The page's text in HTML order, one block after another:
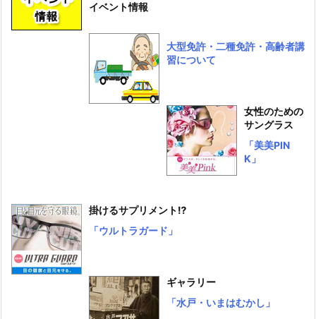
イベント情報
大型免許・二種免許・高齢者講
習について
女性のための
サングラス
「美美PIN
K」
掛けるサプリメント⁉
「ウルトラガード」
ギャラリー
「水戸・いまはむかし」